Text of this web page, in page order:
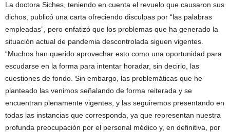
La doctora Siches, teniendo en cuenta el revuelo que causaron sus
dichos, publicó una carta ofreciendo disculpas por “las palabras
empleadas”, pero enfatizó que los problemas que ha generado la
situación actual de pandemia descontrolada siguen vigentes.
“Muchos han querido aprovechar esto como una oportunidad para
escudarse en la forma para intentar horadar, sin decirlo, las
cuestiones de fondo. Sin embargo, las problemáticas que he
planteado las venimos señalando de forma reiterada y se
encuentran plenamente vigentes, y las seguiremos presentando en
todas las instancias que corresponda, ya que representan nuestra
profunda preocupación por el personal médico y, en definitiva, por